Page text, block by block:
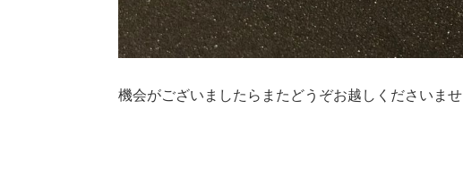
機会がございましたらまたどうぞお越しくださいませ